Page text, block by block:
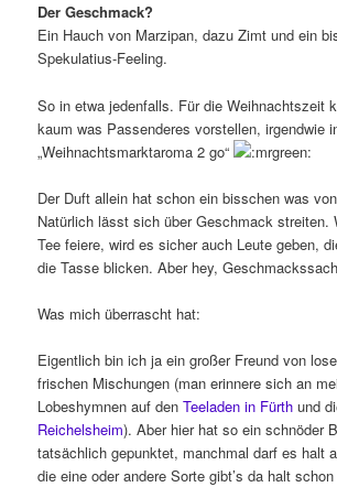
Der Geschmack?
Ein Hauch von Marzipan, dazu Zimt und ein
Spekulatius-Feeling.
So in etwa jedenfalls. Für die Weihnachtszeit
kaum was Passenderes vorstellen, irgendwie
„Weihnachtsmarktaroma 2 go“
Der Duft allein hat schon ein bisschen was
Natürlich lässt sich über Geschmack streiten.
Tee feiere, wird es sicher auch Leute geben,
die Tasse blicken. Aber hey,
Was mich überrascht hat:
Eigentlich bin ich ja ein großer Freund von
frischen Mischungen (man erinnere sich an
Lobeshymnen auf denTeeladen in Fürth und
Reichelsheim). Aber hier hat so ein schnöder
tatsächlich gepunktet, manchmal darf es halt
die eine oder andere Sorte gibt’s da halt